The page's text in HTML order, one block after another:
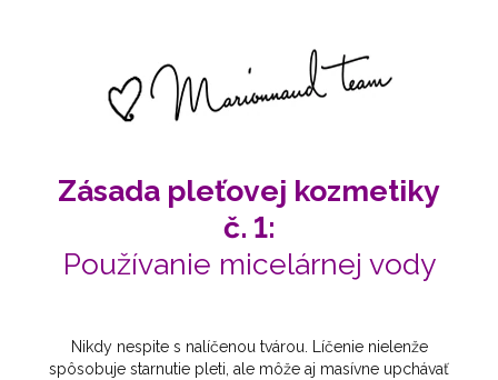
Zásada pleťovej kozmetiky
č. 1:
Používanie micelárnej vody
Nikdy nespite s nalíčenou tvárou. Líčenie nielenže
spôsobuje starnutie pleti, ale môže aj masívne upchávať